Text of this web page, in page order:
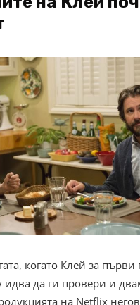
когато Клей за първи
идва да ги провери и
на Netflix